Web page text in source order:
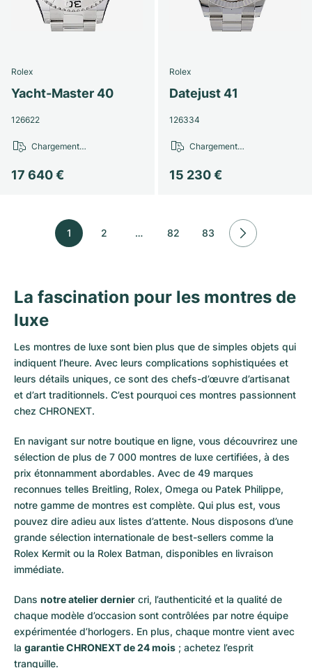
Rolex
Yacht-Master 40
126622
17 640 €
Chargement…
Rolex
Datejust 41
126334
15 230 €
Chargement…
1 2 … 82 83
La fascination pour les montres de
luxe
Les montres de luxe sont bien plus que de simples objets qui
indiquent l’heure. Avec leurs complications sophistiquées et
leurs détails uniques, ce sont des chefs-d’œuvre d’artisanat
et d’art traditionnels. C’est pourquoi ces montres passionnent
chez CHRONEXT.
En navigant sur notre boutique en ligne, vous découvrirez une
sélection de plus de 7 000 montres de luxe certifiées, à des
prix étonnamment abordables. Avec de 49 marques
reconnues telles Breitling, Rolex, Omega ou Patek Philippe,
notre gamme de montres est complète. Qui plus est, vous
pouvez dire adieu aux listes d’attente. Nous disposons d’une
grande sélection internationale de best-sellers comme la
Rolex Kermit ou la Rolex Batman, disponibles en livraison
immédiate.
Dans notre atelier dernier cri, l’authenticité et la qualité de
chaque modèle d’occasion sont contrôlées par notre équipe
expérimentée d’horlogers. En plus, chaque montre vient avec
la garantie CHRONEXT de 24 mois ; achetez l’esprit
tranquille.